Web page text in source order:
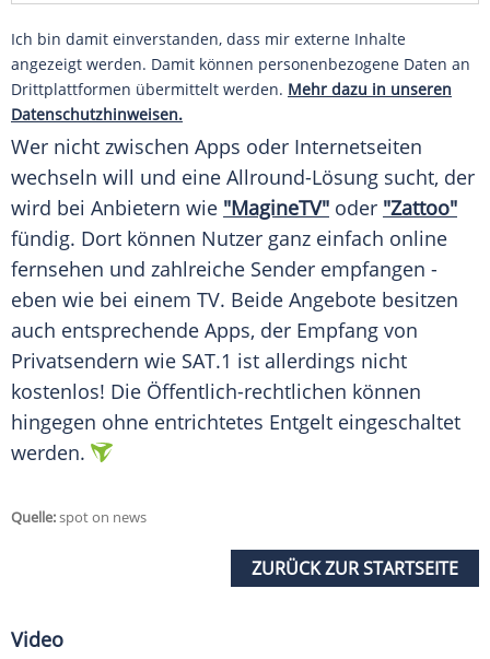
Ich bin damit einverstanden, dass mir externe Inhalte
angezeigt werden. Damit können personenbezogene Daten an
Drittplattformen übermittelt werden. Mehr dazu in unseren
Datenschutzhinweisen.
Wer nicht zwischen Apps oder Internetseiten
wechseln will und eine Allround-Lösung sucht, der
wird bei Anbietern wie "MagineTV" oder "Zattoo"
fündig. Dort können Nutzer ganz einfach online
fernsehen und zahlreiche Sender empfangen -
eben wie bei einem TV. Beide Angebote besitzen
auch entsprechende Apps, der Empfang von
Privatsendern wie SAT.1 ist allerdings nicht
kostenlos! Die Öffentlich-rechtlichen können
hingegen ohne entrichtetes Entgelt eingeschaltet
werden.
Quelle:spot on news
ZURÜCK ZUR STARTSEITE
Video